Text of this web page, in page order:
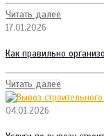
Читать далее
17.01.2026
Как правильно
Читать далее
04.01.2026